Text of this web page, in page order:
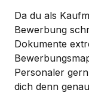
Da du als
Bewerbung
Dokumente
Personaler
dich denn